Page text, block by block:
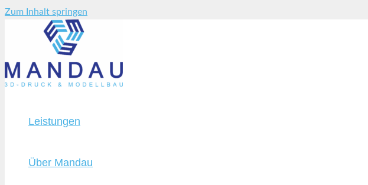
Zum Inhalt springen
Leistungen
Über Mandau